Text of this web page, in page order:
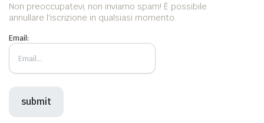
Non preoccupatevi, non inviamo spam! È possibile
annullare l'iscrizione in qualsiasi momento.
Email: